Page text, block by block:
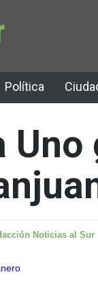
Política
Uno
Noticias al Sur